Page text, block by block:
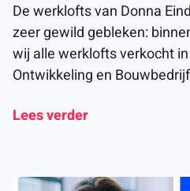
De werklofts van Donna
zeer gewild gebleken:
wij alle werklofts verkocht
Ontwikkeling en
Lees verder